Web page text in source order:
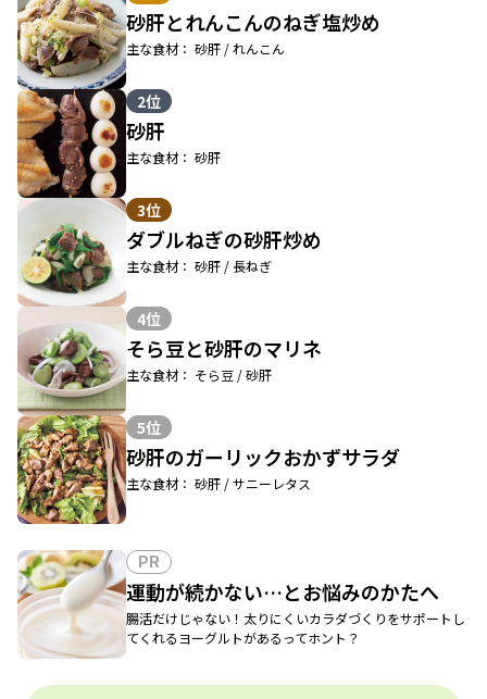
砂肝とれんこんのねぎ塩炒め
主な食材： 砂肝 / れんこん
2位
砂肝
主な食材： 砂肝
3位
ダブルねぎの砂肝炒め
主な食材： 砂肝 / 長ねぎ
4位
そら豆と砂肝のマリネ
主な食材： そら豆 / 砂肝
5位
砂肝のガーリックおかずサラダ
主な食材： 砂肝 / サニーレタス
PR
運動が続かない…とお悩みのかたへ
腸活だけじゃない！太りにくいカラダづくりをサポートし
てくれるヨーグルトがあるってホント？